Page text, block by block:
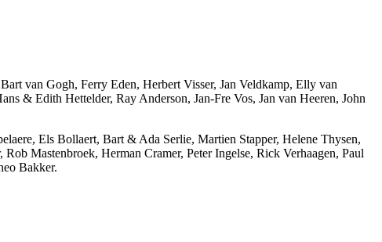
van Gogh, Ferry Eden, Herbert Visser, Jan Veldkamp, Elly van
& Edith Hettelder, Ray Anderson, Jan-Fre Vos, Jan van Heeren, John
Els Bollaert, Bart & Ada Serlie, Martien Stapper, Helene Thysen,
Mastenbroek, Herman Cramer, Peter Ingelse, Rick Verhaagen, Paul
Bakker.